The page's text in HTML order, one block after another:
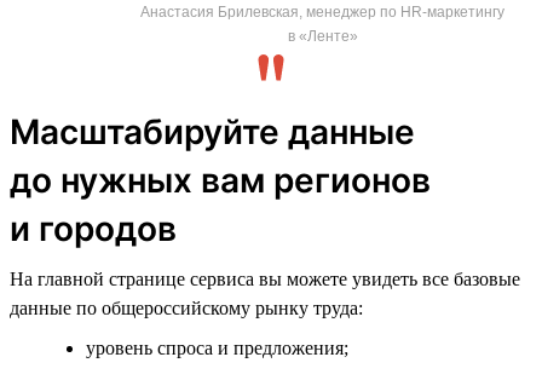
Анастасия Брилевская, менеджер по HR-маркетингу
в «Ленте»
Масштабируйте данные
до нужных вам регионов
и городов
На главной странице сервиса вы можете увидеть все базовые
данные по общероссийскому рынку труда:
уровень спроса и предложения;